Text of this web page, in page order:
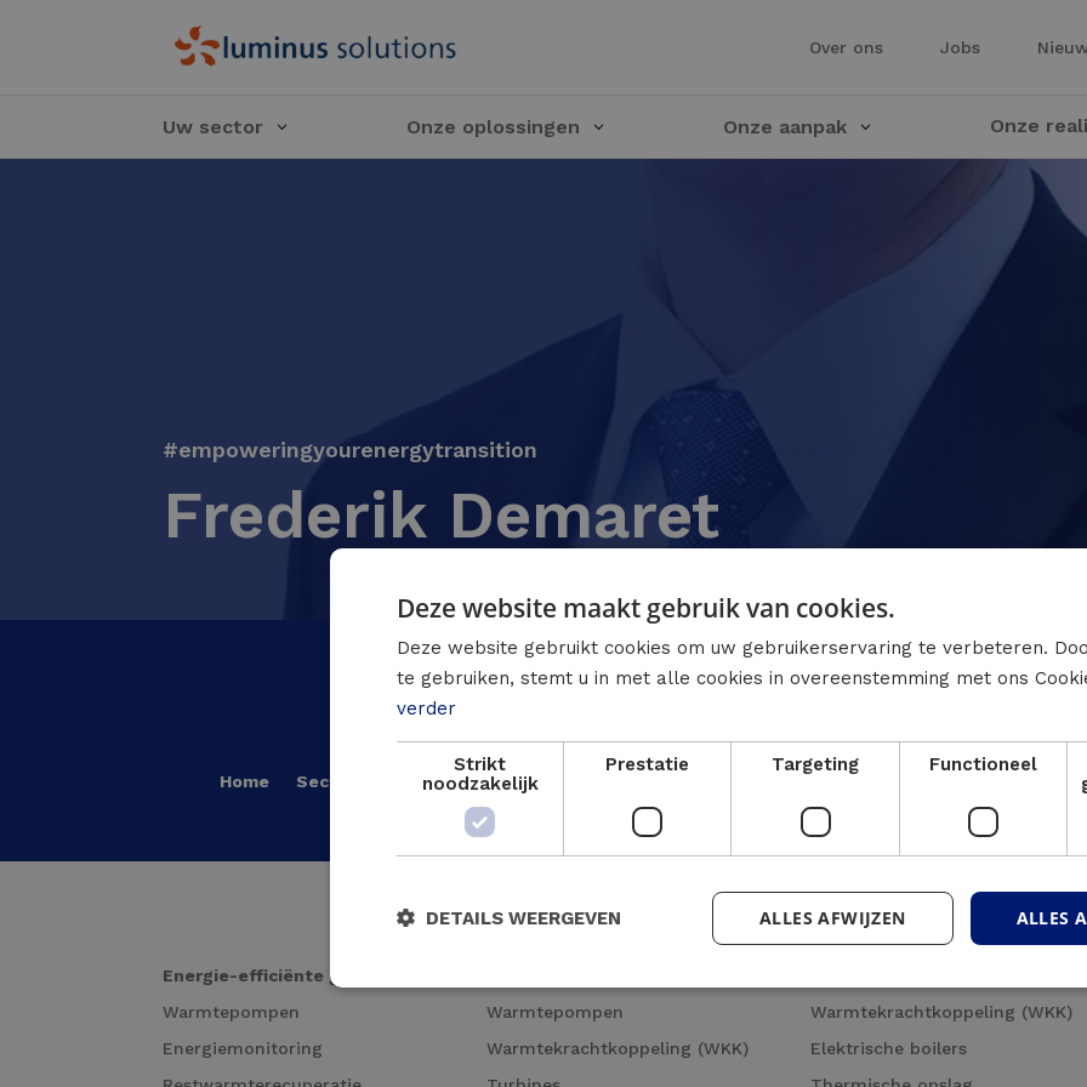
Over ons Jobs
Uw sector Onze oplossingen Onze aanpak Onze
#empoweringyourenergytransition
Frederik Demaret
Home Sectoren Oplossingen
Energie-efficiënte gebouwen
Warmtepompen
Energiemonitoring
Warmtepompen
Warmtekrachtkoppeling (WKK)
Warmtekrachtkoppeling (WKK)
Elektrische boilers
Deze website maakt gebruik van cookies.
Deze website gebruikt cookies om uw gebruikerservaring te verbeteren.
te gebruiken, stemt u in met alle cookies in overeenstemming met ons
verder
Strikt
noodzakelijk
Prestatie Targeting Functioneel
ALLES
ALLES AFWIJZEN
DETAILS WEERGEVEN